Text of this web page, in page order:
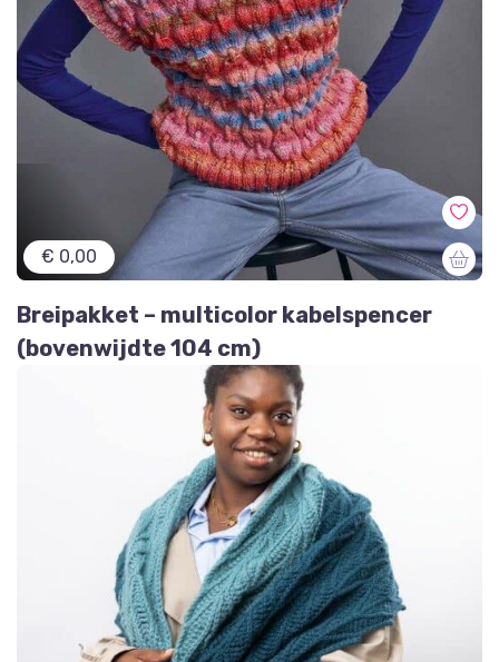
€ 0,00
Breipakket – multicolor kabelspencer
(bovenwijdte 104 cm)